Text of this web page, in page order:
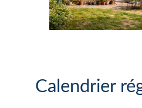
Calendrier